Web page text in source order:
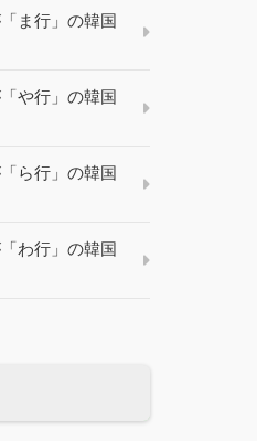
ま行」の韓国
や行」の韓国
ら行」の韓国
わ行」の韓国